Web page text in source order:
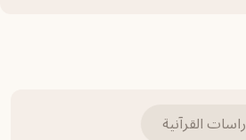
لِيَوْمٍ ‌تَشْخَصُ ‌فِيهِ الْأَبْصَارُ﴾ [إبراهيم:
القرآنية